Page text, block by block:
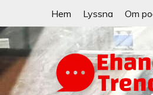
content
Hem Lyssna Om